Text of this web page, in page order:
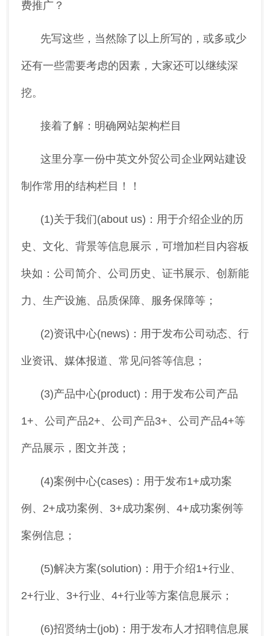
费推广？
先写这些，当然除了以上所写的，或多或少
还有一些需要考虑的因素，大家还可以继续深
挖。
接着了解：明确网站架构栏目
这里分享一份中英文外贸公司企业网站建设
制作常用的结构栏目！！
(1)关于我们(about us)：用于介绍企业的历
史、文化、背景等信息展示，可增加栏目内容板
块如：公司简介、公司历史、证书展示、创新能
力、生产设施、品质保障、服务保障等；
(2)资讯中心(news)：用于发布公司动态、行
业资讯、媒体报道、常见问答等信息；
(3)产品中心(product)：用于发布公司产品
1+、公司产品2+、公司产品3+、公司产品4+等
产品展示，图文并茂；
(4)案例中心(cases)：用于发布1+成功案
例、2+成功案例、3+成功案例、4+成功案例等
案例信息；
(5)解决方案(solution)：用于介绍1+行业、
2+行业、3+行业、4+行业等方案信息展示；
(6)招贤纳士(job)：用于发布人才招聘信息展